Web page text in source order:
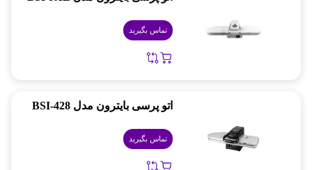
تماس بگیرید
اتو پرسی بایترون مدل BSI-428
تماس بگیرید